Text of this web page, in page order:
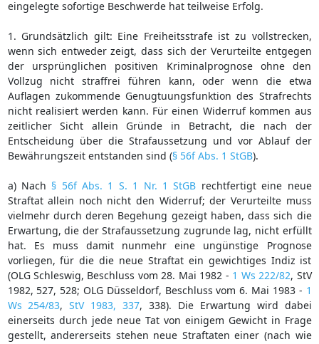
eingelegte sofortige Beschwerde hat teilweise Erfolg.
1. Grundsätzlich gilt: Eine Freiheitsstrafe ist zu vollstrecken,
wenn sich entweder zeigt, dass sich der Verurteilte entgegen
der ursprünglichen positiven Kriminalprognose ohne den
Vollzug nicht straffrei führen kann, oder wenn die etwa
Auflagen zukommende Genugtuungsfunktion des Strafrechts
nicht realisiert werden kann. Für einen Widerruf kommen aus
zeitlicher Sicht allein Gründe in Betracht, die nach der
Entscheidung über die Strafaussetzung und vor Ablauf der
Bewährungszeit entstanden sind (§ 56f Abs. 1 StGB).
a) Nach § 56f Abs. 1 S. 1 Nr. 1 StGB rechtfertigt eine neue
Straftat allein noch nicht den Widerruf; der Verurteilte muss
vielmehr durch deren Begehung gezeigt haben, dass sich die
Erwartung, die der Strafaussetzung zugrunde lag, nicht erfüllt
hat. Es muss damit nunmehr eine ungünstige Prognose
vorliegen, für die die neue Straftat ein gewichtiges Indiz ist
(OLG Schleswig, Beschluss vom 28. Mai 1982 - 1 Ws 222/82, StV
1982, 527, 528; OLG Düsseldorf, Beschluss vom 6. Mai 1983 - 1
Ws 254/83,StV 1983, 337, 338). Die Erwartung wird dabei
einerseits durch jede neue Tat von einigem Gewicht in Frage
gestellt, andererseits stehen neue Straftaten einer (nach wie